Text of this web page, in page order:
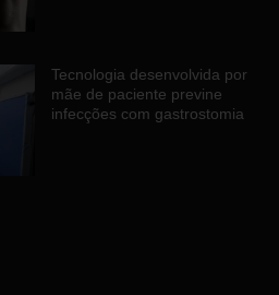
Tecnologia desenvolvida por
mãe de paciente previne
infecções com gastrostomia